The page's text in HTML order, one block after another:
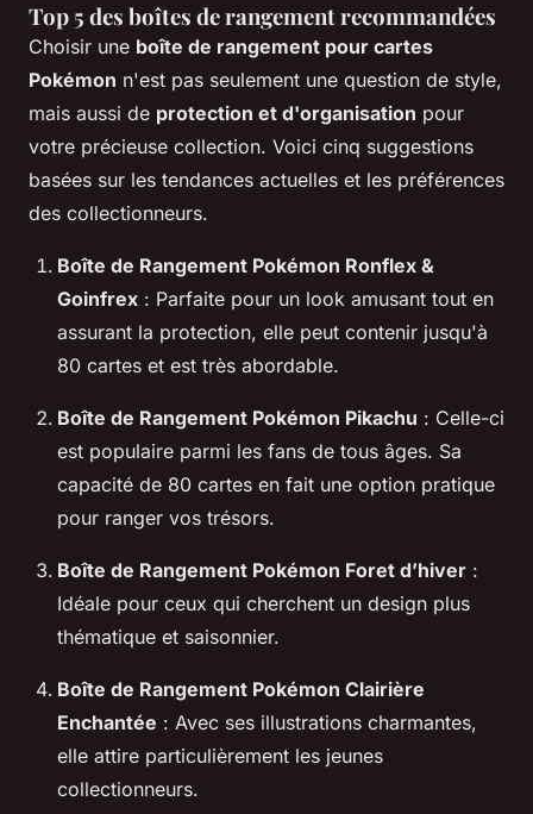
Top 5 des boîtes de rangement recommandées
Choisir une boîte de rangement pour cartes
Pokémon n'est pas seulement une question de style,
mais aussi de protection et d'organisation pour
votre précieuse collection. Voici cinq suggestions
basées sur les tendances actuelles et les préférences
des collectionneurs.
Boîte de Rangement Pokémon Ronflex &
Goinfrex : Parfaite pour un look amusant tout en
assurant la protection, elle peut contenir jusqu'à
80 cartes et est très abordable.
Boîte de Rangement Pokémon Pikachu : Celle-ci
est populaire parmi les fans de tous âges. Sa
capacité de 80 cartes en fait une option pratique
pour ranger vos trésors.
Boîte de Rangement Pokémon Foret d’hiver :
Idéale pour ceux qui cherchent un design plus
thématique et saisonnier.
Boîte de Rangement Pokémon Clairière
Enchantée : Avec ses illustrations charmantes,
elle attire particulièrement les jeunes
collectionneurs.